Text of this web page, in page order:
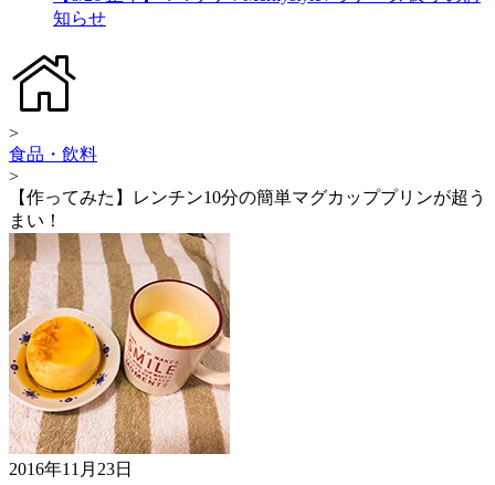
知らせ
>
食品・飲料
>
【作ってみた】レンチン10分の簡単マグカッププリンが超う
まい！
2016年11月23日